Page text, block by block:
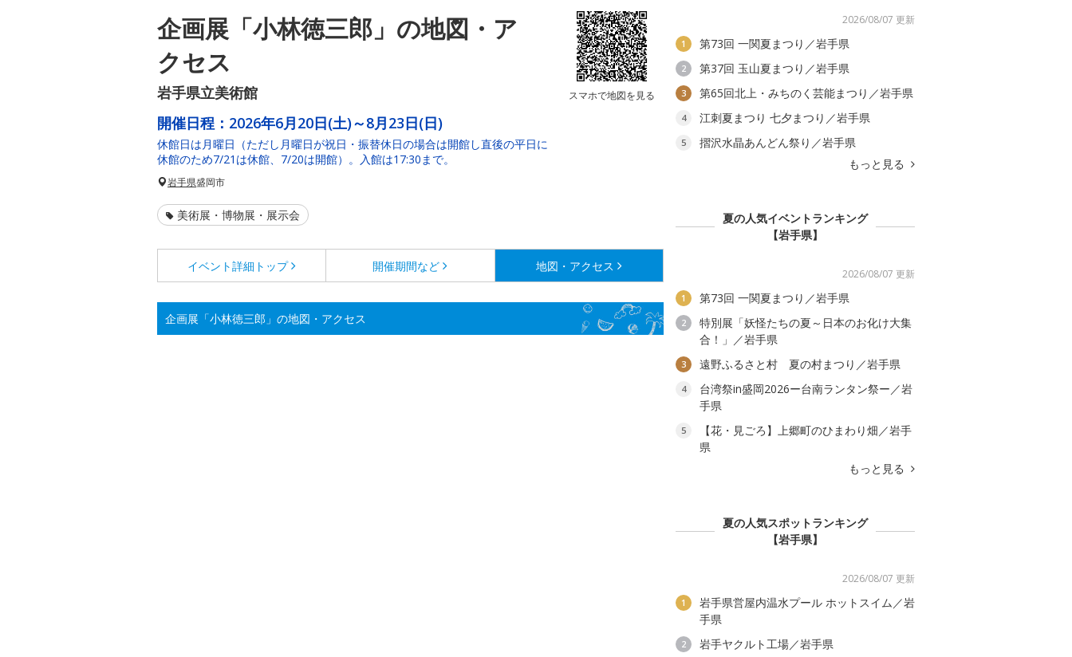
企画展「小林徳三郎」の地図・ア
クセス
岩手県立美術館 スマホで地図を見る
開催日程： 2026年6月20日(土)～8月23日(日)
休館日は月曜日（ただし月曜日が祝日・振替休日の場合は開館し直後の平日に
休館のため7/21は休館、7/20は開館）。入館は17:30まで。
岩手県盛岡市
美術展・博物展・展示会
イベント詳細 トップ 開催期間など 地図・アクセス
企画展「小林徳三郎」の地図・アクセス
2026/08/07 更新
1 第73回 一関夏まつり／岩手県
2 第37回 玉山夏まつり／岩手県
3 第65回北上・みちのく芸能まつり／岩手県
4 江刺夏まつり 七夕まつり／岩手県
5
摺沢水晶あんどん祭り／岩手県
もっと見る
夏の人気イベントランキング
【岩手県】
2026/08/07 更新
1 第73回 一関夏まつり／岩手県
2
特別展「妖怪たちの夏～日本のお化け大集
合！」／岩手県
3 遠野ふるさと村 夏の村まつり／岩手県
4
台湾祭in盛岡2026ー台南ランタン祭ー／岩
手県
5
【花・見ごろ】上郷町のひまわり畑／岩手
県
もっと見る
夏の人気スポットランキング
【岩手県】
2026/08/07 更新
1
岩手県営屋内温水プール ホットスイム／岩
手県
2 岩手ヤクルト工場／岩手県